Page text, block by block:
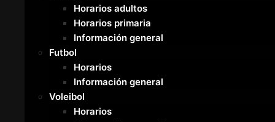
Horarios adultos
Horarios primaria
Información general
Futbol
Horarios
Información general
Voleibol
Horarios